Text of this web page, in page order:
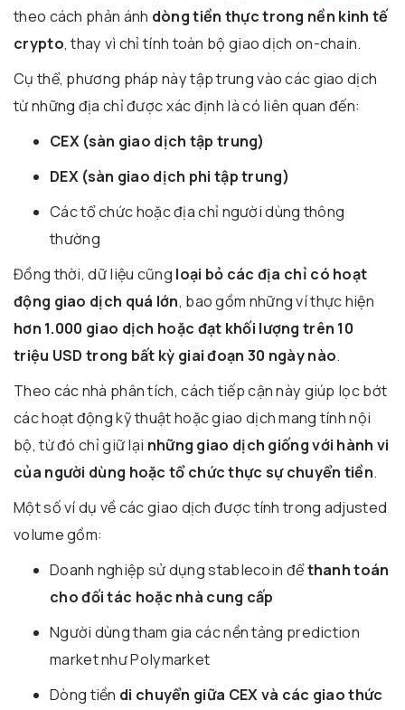
theo cách phản ánh dòng tiền thực trong nền kinh tế
crypto, thay vì chỉ tính toàn bộ giao dịch on-chain.
Cụ thể, phương pháp này tập trung vào các giao dịch
từ những địa chỉ được xác định là có liên quan đến:
CEX (sàn giao dịch tập trung)
DEX (sàn giao dịch phi tập trung)
Các tổ chức hoặc địa chỉ người dùng thông
thường
Đồng thời, dữ liệu cũng loại bỏ các địa chỉ có hoạt
động giao dịch quá lớn, bao gồm những ví thực hiện
hơn 1.000 giao dịch hoặc đạt khối lượng trên 10
triệu USD trong bất kỳ giai đoạn 30 ngày nào.
Theo các nhà phân tích, cách tiếp cận này giúp lọc bớt
các hoạt động kỹ thuật hoặc giao dịch mang tính nội
bộ, từ đó chỉ giữ lại những giao dịch giống với hành vi
của người dùng hoặc tổ chức thực sự chuyển tiền.
Một số ví dụ về các giao dịch được tính trong adjusted
volume gồm:
Doanh nghiệp sử dụng stablecoin đểthanh toán
cho đối tác hoặc nhà cung cấp
Người dùng tham gia các nền tảng prediction
market nhưPolymarket
Dòng tiền di chuyển giữa CEX và các giao thức